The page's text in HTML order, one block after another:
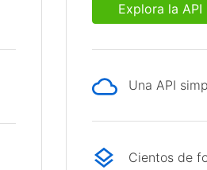
Explora la API
Una API
Cientos de